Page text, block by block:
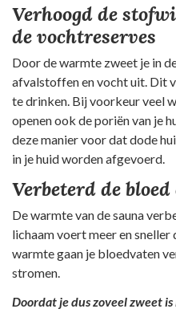
Verhoogd de
de vochtreserves
Door de warmte zweet je in
afvalstoffen en vocht uit. Dit
te drinken. Bij voorkeur veel
openen ook de poriën van je
deze manier voor dat dode
in je huid worden afgevoerd.
Verbeterd de
De warmte van de sauna
lichaam voert meer en
warmte gaan je bloedvaten
stromen.
Doordat je dus zoveel zweet